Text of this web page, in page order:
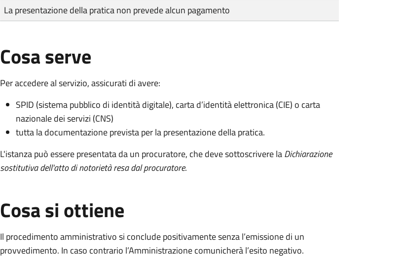
Tipo di pagamento
Importo
La presentazione della pratica non prevede alcun pagamento
Cosa serve
Per accedere al servizio, assicurati di avere:
SPID (sistema pubblico di identità digitale), carta d’identità elettronica (CIE) o carta
nazionale dei servizi (CNS)
tutta la documentazione prevista per la presentazione della pratica.
L'istanza può essere presentata da un procuratore, che deve sottoscrivere laDichiarazione
sostitutiva dell'atto di notorietà resa dal procuratore.
Cosa si ottiene
Il procedimento amministrativo si conclude positivamente senza l’emissione di un
provvedimento. In caso contrario l’Amministrazione comunicherà l’esito negativo.